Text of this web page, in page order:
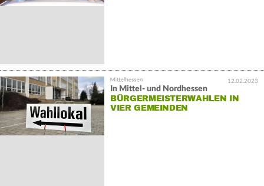
12.02.2023
In Mittel- und Nordhessen
BÜRGERMEISTERWAHLEN IN
VIER GEMEINDEN